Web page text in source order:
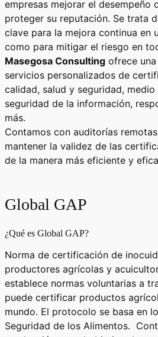
empresas mejorar el desempeño
proteger su reputación. Se trata
clave para la mejora continua en
como para mitigar el riesgo en
Masegosa Consulting ofrece
servicios personalizados de
calidad, salud y seguridad,
seguridad de la información,
más.
Contamos con auditorías
mantener la validez de las
de la manera más eficiente y
Global GAP
¿Qué es Global GAP?
Norma de certificación de
productores agrícolas y
establece normas voluntarias a
puede certificar productos
mundo. El protocolo se basa en
Seguridad de los Alimentos.